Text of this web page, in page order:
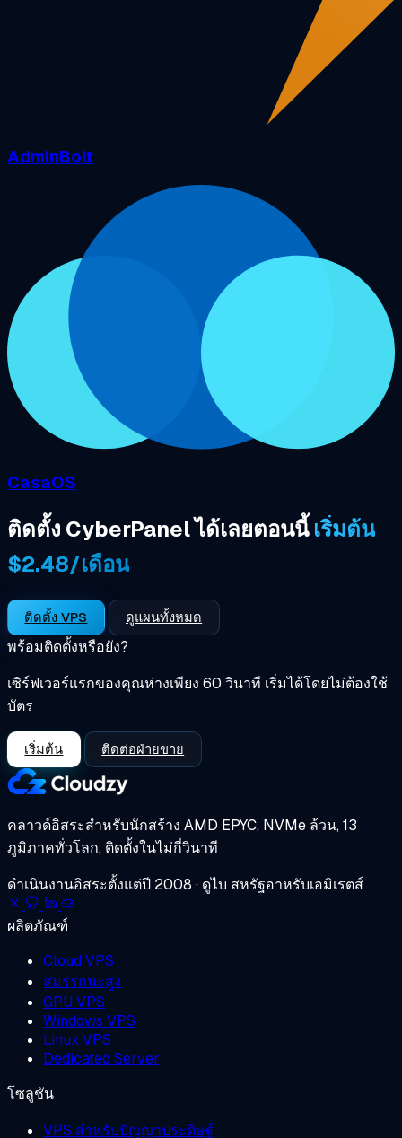
AdminBolt
CasaOS
ติดตั้ง CyberPanel ได้เลยตอนนี้เริ่มต้น
$2.48/เดือน
ติดตั้ง VPS ดูแผนทั้งหมด
พร้อมติดตั้งหรือยัง?
เซิร์ฟเวอร์แรกของคุณห่างเพียง 60 วินาที เริ่มได้โดยไม่ต้องใช้
บัตร
เริ่มต้น ติดต่อฝ่ายขาย
คลาวด์อิสระสำหรับนักสร้าง AMD EPYC, NVMe ล้วน, 13
ภูมิภาคทั่วโลก, ติดตั้งในไม่กี่วินาที
ดำเนินงานอิสระตั้งแต่ปี 2008 · ดูไบ สหรัฐอาหรับเอมิเรตส์
ผลิตภัณฑ์
Cloud VPS
สมรรถนะสูง
GPU VPS
Windows VPS
Linux VPS
Dedicated Server
โซลูชัน
VPS สำหรับปัญญาประดิษฐ์